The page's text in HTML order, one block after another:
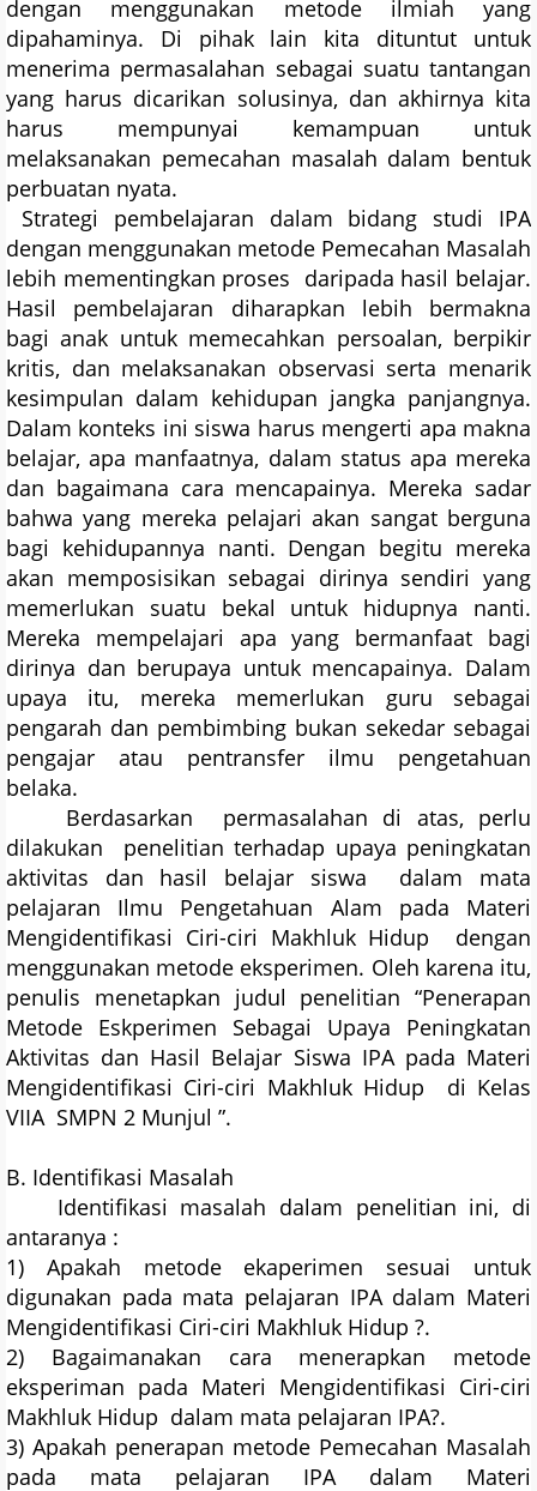
dengan menggunakan metode ilmiah yang
dipahaminya. Di pihak lain kita dituntut untuk
menerima permasalahan sebagai suatu tantangan
yang harus dicarikan solusinya, dan akhirnya kita
harus mempunyai kemampuan untuk
melaksanakan pemecahan masalah dalam bentuk
perbuatan nyata.
Strategi pembelajaran dalam bidang studi IPA
dengan menggunakan metode Pemecahan Masalah
lebih mementingkan proses daripada hasil belajar.
Hasil pembelajaran diharapkan lebih bermakna
bagi anak untuk memecahkan persoalan, berpikir
kritis, dan melaksanakan observasi serta menarik
kesimpulan dalam kehidupan jangka panjangnya.
Dalam konteks ini siswa harus mengerti apa makna
belajar, apa manfaatnya, dalam status apa mereka
dan bagaimana cara mencapainya. Mereka sadar
bahwa yang mereka pelajari akan sangat berguna
bagi kehidupannya nanti. Dengan begitu mereka
akan memposisikan sebagai dirinya sendiri yang
memerlukan suatu bekal untuk hidupnya nanti.
Mereka mempelajari apa yang bermanfaat bagi
dirinya dan berupaya untuk mencapainya. Dalam
upaya itu, mereka memerlukan guru sebagai
pengarah dan pembimbing bukan sekedar sebagai
pengajar atau pentransfer ilmu pengetahuan
belaka.
Berdasarkan permasalahan di atas, perlu
dilakukan penelitian terhadap upaya peningkatan
aktivitas dan hasil belajar siswa dalam mata
pelajaran Ilmu Pengetahuan Alam pada Materi
Mengidentifikasi Ciri-ciri Makhluk Hidup dengan
menggunakan metode eksperimen. Oleh karena itu,
penulis menetapkan judul penelitian “Penerapan
Metode Eskperimen Sebagai Upaya Peningkatan
Aktivitas dan Hasil Belajar Siswa IPA pada Materi
Mengidentifikasi Ciri-ciri Makhluk Hidup di Kelas
VIIA SMPN 2 Munjul ”.
B. Identifikasi Masalah
Identifikasi masalah dalam penelitian ini, di
antaranya :
1) Apakah metode ekaperimen sesuai untuk
digunakan pada mata pelajaran IPA dalam Materi
Mengidentifikasi Ciri-ciri Makhluk Hidup ?.
2) Bagaimanakan cara menerapkan metode
eksperiman pada Materi Mengidentifikasi Ciri-ciri
Makhluk Hidup dalam mata pelajaran IPA?.
3) Apakah penerapan metode Pemecahan Masalah
pada mata pelajaran IPA dalam Materi